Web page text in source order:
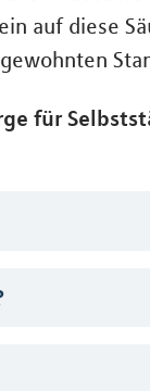
auf diese
für